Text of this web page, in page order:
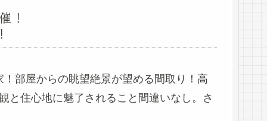
！
部屋からの眺望絶景が望める間取り！高
と住心地に魅了されること間違いなし。さ